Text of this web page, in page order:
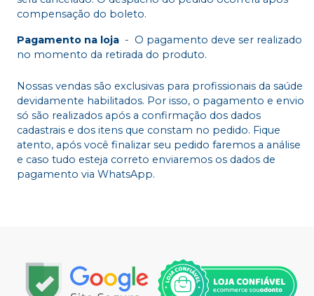
compensação do boleto.
Pagamento na loja - O pagamento deve ser realizado
no momento da retirada do produto.
Nossas vendas são exclusivas para profissionais da saúde
devidamente habilitados. Por isso, o pagamento e envio
só são realizados após a confirmação dos dados
cadastrais e dos itens que constam no pedido. Fique
atento, após você finalizar seu pedido faremos a análise
e caso tudo esteja correto enviaremos os dados de
pagamento via WhatsApp.